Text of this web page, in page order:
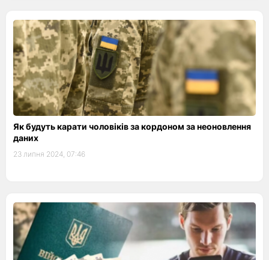
Як будуть карати чоловіків за кордоном за неоновлення
даних
23 липня 2024, 07:46